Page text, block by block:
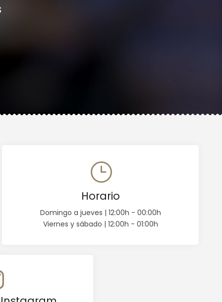
Horario
Domingo a jueves | 12:00h - 00:00h
Viernes y sábado | 12:00h - 01:00h